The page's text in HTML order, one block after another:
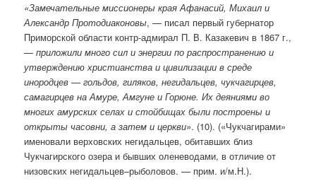
«Замечательные миссионеры края Афанасий, Михаил и
Александр Протодиаконовы, — писал первый губернатор
Приморской области контр-адмирал П. В. Казакевич в 1867 г.,
—приложили много сил и энергии по распространению и
утверждению христианства и цивилизации в среде
инородцев — гольдов, гиляков, негидальцев, чукчагирцев,
самагирцев на Амуре, Амгуне и Горюне. Их деяниями во
многих амурских селах и стойбищах были построены и
открыты часовни, а затем и церкви». (10). («Чукчагирами»
именовали верховских негидальцев, обитавших близ
Чукчагирского озера и бывших оленеводами, в отличие от
низовских негидальцев–рыболовов. — прим. и/м.Н.).